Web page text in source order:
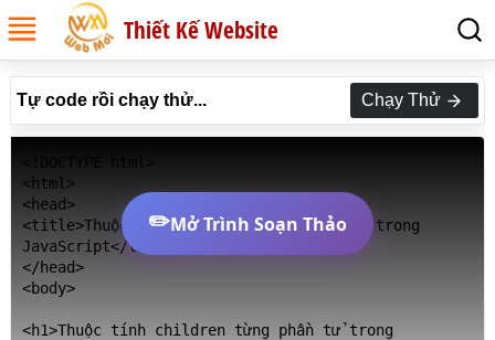
Thiết Kế Website
Tự code rồi chạy thử... Chạy Thử
<html>
<head>
<title>Thuộc tính children từng phần tử trong
JavaScript</title>
</head>
<body>
<h1>Thuộc tính children từng phần tử trong
✏️Mở Trình Soạn Thảo